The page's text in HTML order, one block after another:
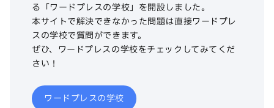
る「ワードプレスの学校」を開設しました。
本サイトで解決できなかった問題は直接ワードプレ
スの学校で質問ができます。
ぜひ、ワードプレスの学校をチェックしてみてくだ
さい！
ワードプレスの学校